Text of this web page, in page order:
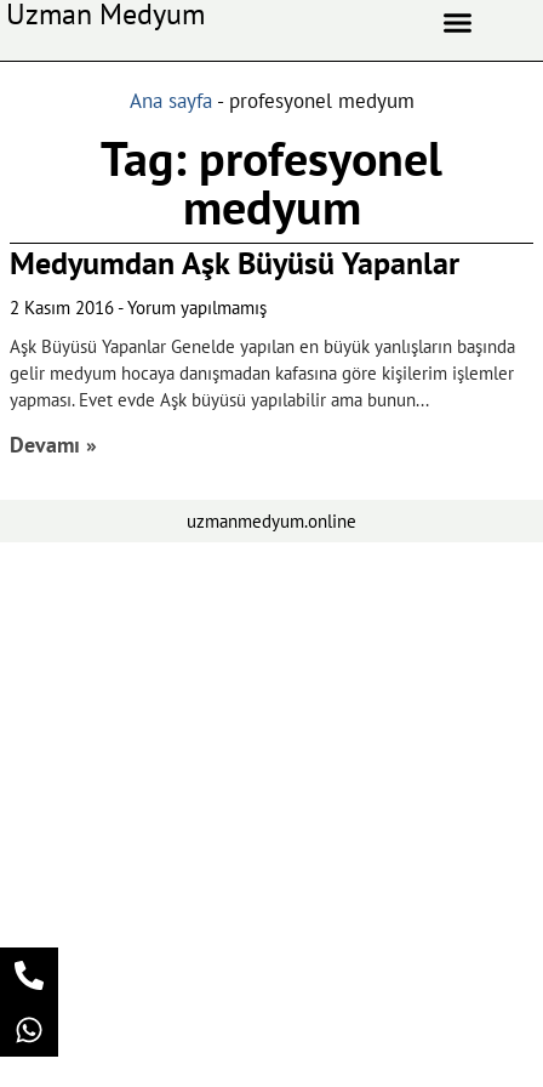
Uzman Medyum
Ana sayfa- profesyonel medyum
Tag: profesyonel
medyum
Medyumdan Aşk Büyüsü Yapanlar
2 Kasım 2016 Yorum yapılmamış
Aşk Büyüsü Yapanlar Genelde yapılan en büyük yanlışların başında
gelir medyum hocaya danışmadan kafasına göre kişilerim işlemler
yapması. Evet evde Aşk büyüsü yapılabilir ama bunun
Devamı »
uzmanmedyum.online